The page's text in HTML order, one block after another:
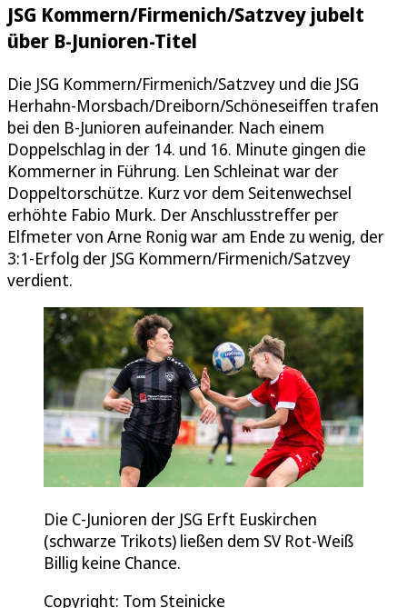
JSG Kommern/Firmenich/Satzvey jubelt
über B-Junioren-Titel
Die JSG Kommern/Firmenich/Satzvey und die JSG
Herhahn-Morsbach/Dreiborn/Schöneseiffen trafen
bei den B-Junioren aufeinander. Nach einem
Doppelschlag in der 14. und 16. Minute gingen die
Kommerner in Führung. Len Schleinat war der
Doppeltorschütze. Kurz vor dem Seitenwechsel
erhöhte Fabio Murk. Der Anschlusstreffer per
Elfmeter von Arne Ronig war am Ende zu wenig, der
3:1-Erfolg der JSG Kommern/Firmenich/Satzvey
verdient.
Die C-Junioren der JSG Erft Euskirchen
(schwarze Trikots) ließen dem SV Rot-Weiß
Billig keine Chance.
Copyright: Tom Steinicke